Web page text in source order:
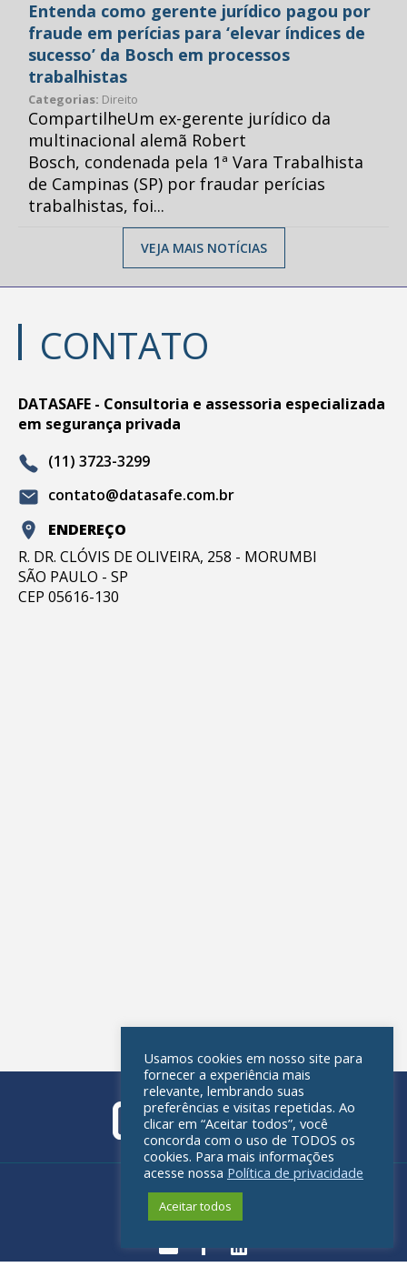
Entenda como gerente jurídico pagou por
fraude em perícias para ‘elevar índices de
sucesso’ da Bosch em processos
trabalhistas
Categorias: Direito
CompartilheUm ex-gerente jurídico da
multinacional alemã Robert
Bosch, condenada pela 1ª Vara Trabalhista
de Campinas (SP) por fraudar perícias
trabalhistas, foi...
VEJA MAIS NOTÍCIAS
CONTATO
DATASAFE - Consultoria e assessoria especializada
em segurança privada
(11) 3723-3299
contato@datasafe.com.br
ENDEREÇO
R. DR. CLÓVIS DE OLIVEIRA, 258 - MORUMBI
SÃO PAULO - SP
CEP 05616-130
Política de privacidade
Usamos cookies em nosso site para
fornecer a experiência mais
relevante, lembrando suas
preferências e visitas repetidas. Ao
clicar em “Aceitar todos”, você
concorda com o uso de TODOS os
cookies. Para mais informações
acesse nossa Política de privacidade
Aceitar todos